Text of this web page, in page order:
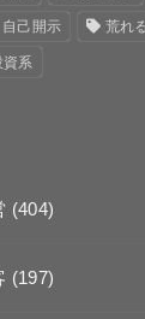
自己開示 荒れ
資系
(404)
(197)